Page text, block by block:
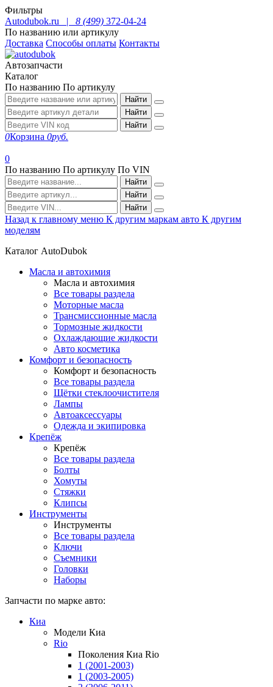
Фильтры
Autodubok.ru |
8 (499) 372-04-24
По названию или артикулу
Доставка Способы оплаты Контакты
Автозапчасти
Каталог
По названию По артикулу
Найти
Найти
Найти
0Корзина 0руб.
0
По названию По артикулу По VIN
Найти
Найти
Найти
Назад к главному меню К другим маркам авто К другим
моделям
Каталог AutoDubok
Масла и автохимия
Масла и автохимия
Все товары раздела
Моторные масла
Трансмиссионные масла
Тормозные жидкости
Охлаждающие жидкости
Авто косметика
Комфорт и безопасность
Комфорт и безопасность
Все товары раздела
Щётки стеклоочистителя
Лампы
Автоаксессуары
Одежда и экипировка
Крепёж
Крепёж
Все товары раздела
Болты
Хомуты
Стяжки
Клипсы
Инструменты
Инструменты
Все товары раздела
Ключи
Съемники
Головки
Наборы
Запчасти по марке авто:
Киа
Модели Киа
Rio
Поколения Киа Rio
1 (2001-2003)
1 (2003-2005)